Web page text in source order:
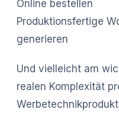
Online bestellen
Produktionsfertige
generieren
Und vielleicht am
realen Komplexität